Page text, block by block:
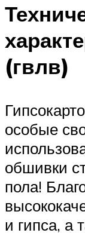
(гвлв)
особые
обшивки
пола!
и гипса, а